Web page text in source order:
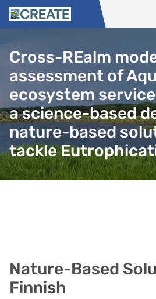
Skip to content
Cross-REalm
assessment of
ecosystem
a science-based
nature-based
tackle
Nature-Based
Finnish